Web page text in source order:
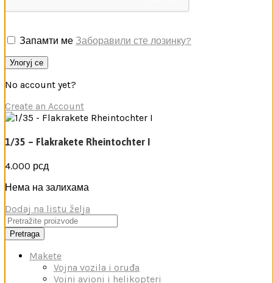
Запамти ме Заборавили сте лозинку?
Улогуј се
No account yet?
Create an Account
1/35 – Flakrakete Rheintochter I
4.000 рсд
Нема на залихама
Dodaj na listu želja
Pretraga
Makete
Vojna vozila i oruđa
Vojni avioni i helikopteri